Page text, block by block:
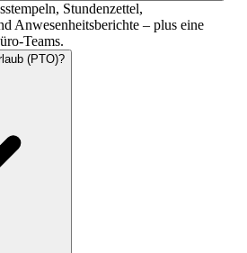
Stundenzettel,
Anwesenheitsberichte – plus eine
Teams.
(PTO)?